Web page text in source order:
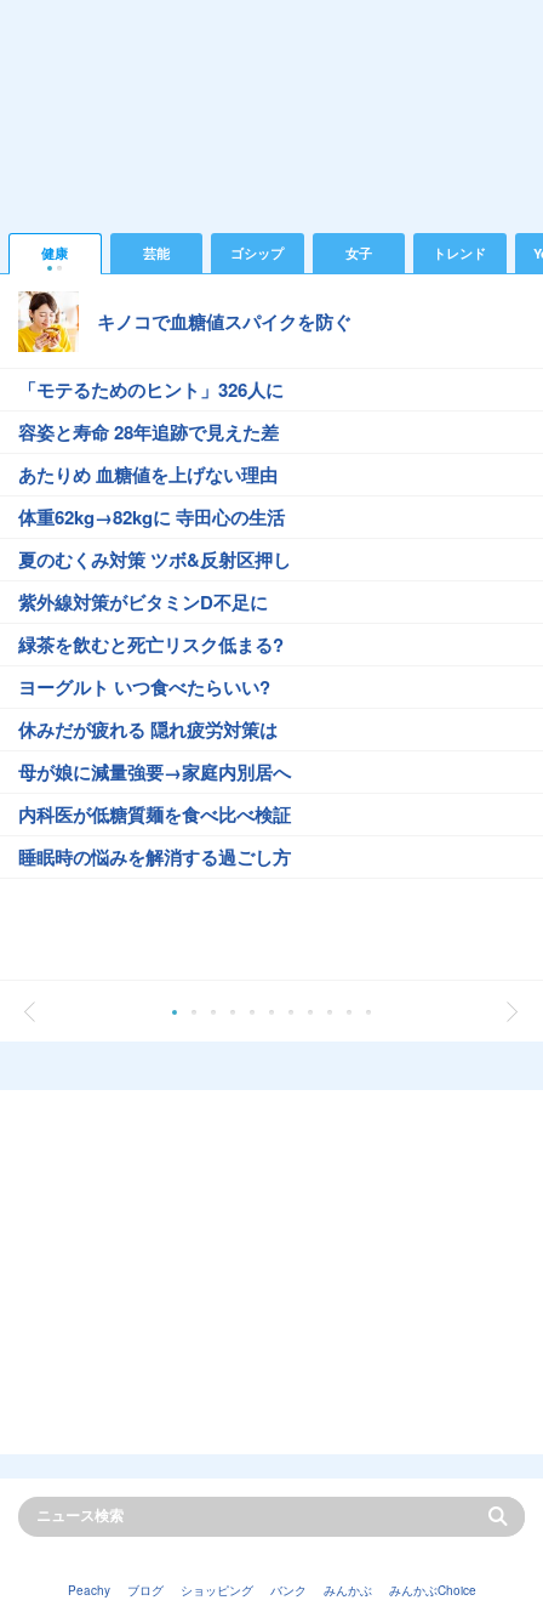
健康 芸能 ゴシップ 女子 トレンド
キノコで血糖値スパイクを防ぐ
「モテるためのヒント」326人に
容姿と寿命 28年追跡で見えた差
あたりめ 血糖値を上げない理由
体重62kg→82kgに 寺田心の生活
夏のむくみ対策 ツボ&反射区押し
紫外線対策がビタミンD不足に
緑茶を飲むと死亡リスク低まる?
ヨーグルト いつ食べたらいい?
休みだが疲れる 隠れ疲労対策は
母が娘に減量強要→家庭内別居へ
内科医が低糖質麺を食べ比べ検証
睡眠時の悩みを解消する過ごし方
Peachy ブログ ショッピング バンク みんかぶ みんかぶChoice